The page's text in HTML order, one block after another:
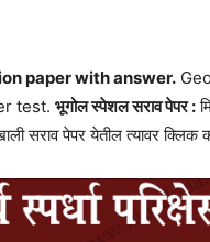
paper with answer.
test. भूगोल स्पेशल सराव पेपर :
सराव पेपर येतील त्यावर क्लिक